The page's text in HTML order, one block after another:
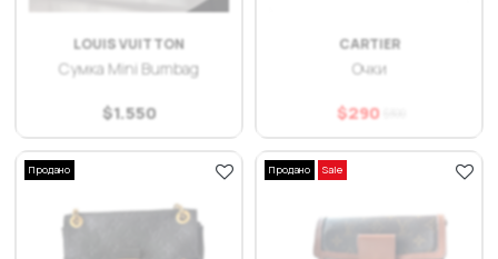
LOUIS VUITTON
Сумка Mini Bumbag
1.550
$
CARTIER
Очки
290
$
Продано Продано Sale